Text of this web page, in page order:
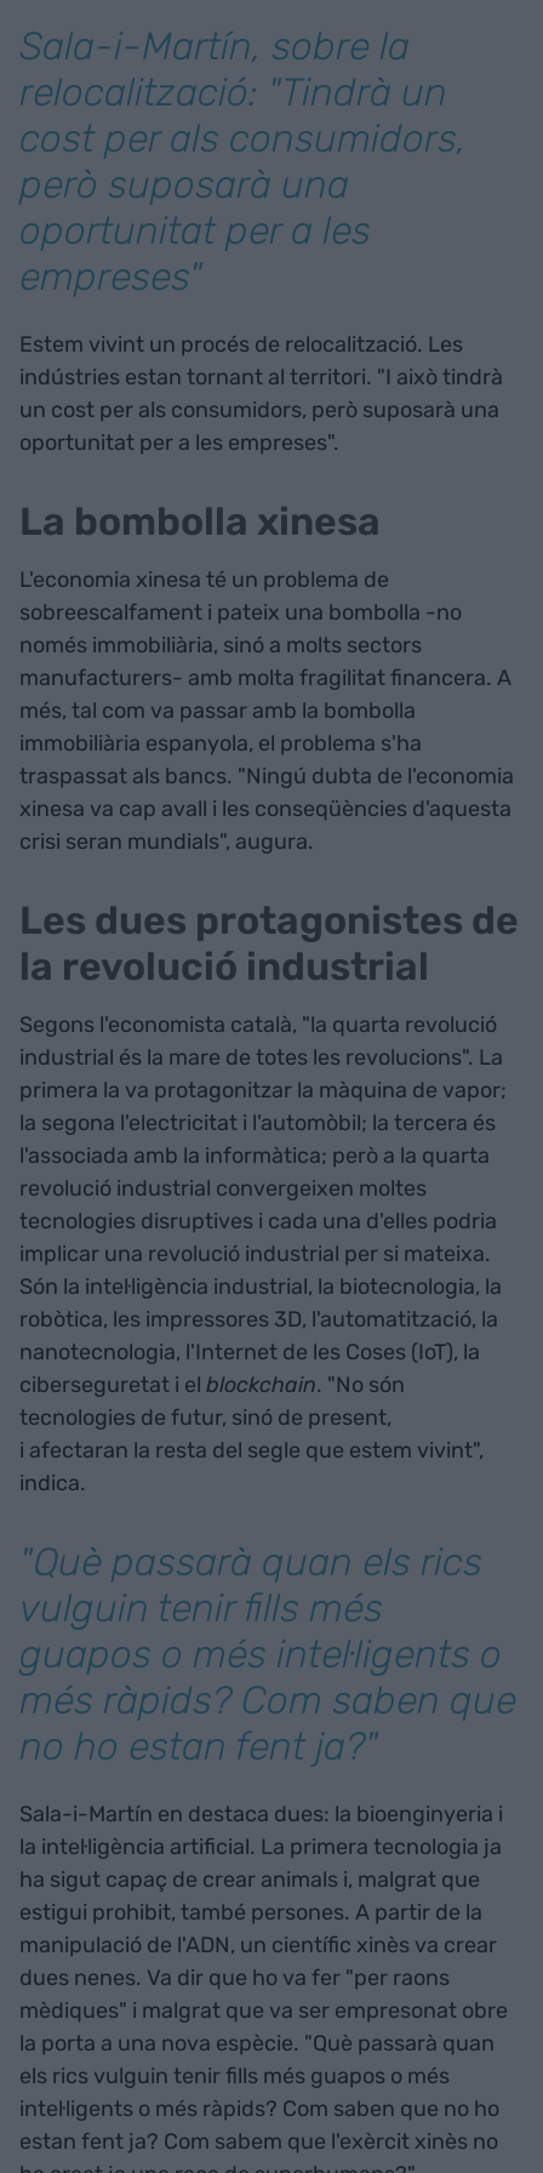
Sala-i-Martín, sobre la
relocalització: "Tindrà un
cost per als consumidors,
però suposarà una
oportunitat per a les
empreses"
Estem vivint un procés de relocalització. Les
indústries estan tornant al territori. "I això tindrà
un cost per als consumidors, però suposarà una
oportunitat per a les empreses".
La bombolla xinesa
L'economia xinesa té un problema de
sobreescalfament i pateix una bombolla -no
només immobiliària, sinó a molts sectors
manufacturers- amb molta fragilitat financera. A
més, tal com va passar amb la bombolla
immobiliària espanyola, el problema s'ha
traspassat als bancs. "Ningú dubta de l'economia
xinesa va cap avall i les conseqüències d'aquesta
crisi seran mundials", augura.
Les dues protagonistes de
la revolució industrial
Segons l'economista català, "la quarta revolució
industrial és la mare de totes les revolucions". La
primera la va protagonitzar la màquina de vapor;
la segona l'electricitat i l'automòbil; la tercera és
l'associada amb la informàtica; però a la quarta
revolució industrial convergeixen moltes
tecnologies disruptives i cada una d'elles podria
implicar una revolució industrial per si mateixa.
Són la intel·ligència industrial, la biotecnologia, la
robòtica, les impressores 3D, l'automatització, la
nanotecnologia, l'Internet de les Coses (IoT), la
ciberseguretat i el blockchain. "No són
tecnologies de futur, sinó de present,
i afectaran la resta del segle que estem vivint",
indica.
"Què passarà quan els rics
vulguin tenir fills més
guapos o més intel·ligents o
més ràpids? Com saben que
no ho estan fent ja?"
Sala-i-Martín en destaca dues: la bioenginyeria i
la intel·ligència artificial. La primera tecnologia ja
ha sigut capaç de crear animals i, malgrat que
estigui prohibit, també persones. A partir de la
manipulació de l'ADN, un científic xinès va crear
dues nenes. Va dir que ho va fer "per raons
mèdiques" i malgrat que va ser empresonat obre
la porta a una nova espècie. "Què passarà quan
els rics vulguin tenir fills més guapos o més
intel·ligents o més ràpids? Com saben que no ho
estan fent ja? Com sabem que l'exèrcit xinès no